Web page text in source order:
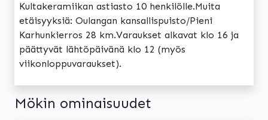
Kultakeramiikan astiasto 10 henkilölle.Muita
etäisyyksiä: Oulangan kansallispuisto/Pieni
Karhunkierros 28 km.Varaukset alkavat klo 16 ja
päättyvät lähtöpäivänä klo 12 (myös
viikonloppuvaraukset).
Mökin ominaisuudet